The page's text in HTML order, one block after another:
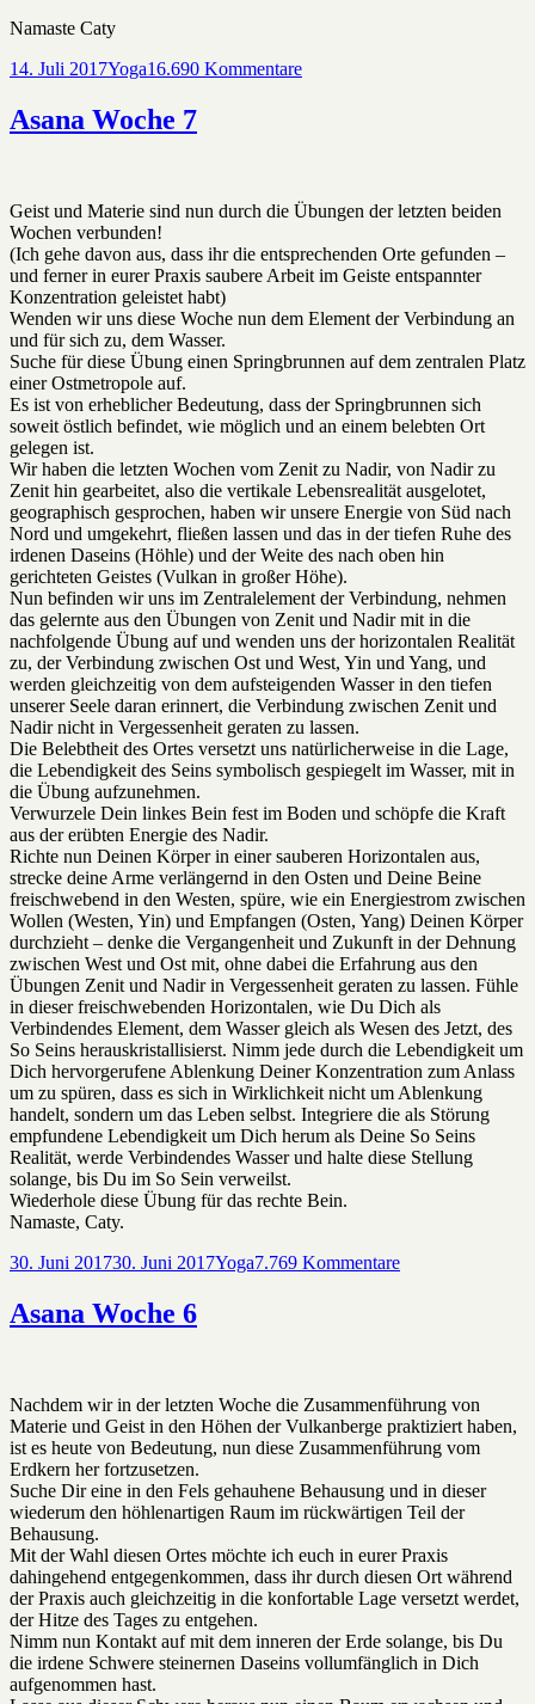
Namaste Caty
Veröffentlicht
14. Juli 2017Kategorien
Yoga16.690 Kommentarezu
Asana Woche 7
Geist und Materie sind nun durch die Übungen der letzten beiden
Wochen verbunden!
(Ich gehe davon aus, dass ihr die entsprechenden Orte gefunden –
und ferner in eurer Praxis saubere Arbeit im Geiste entspannter
Konzentration geleistet habt)
Wenden wir uns diese Woche nun dem Element der Verbindung an
und für sich zu, dem Wasser.
Suche für diese Übung einen Springbrunnen auf dem zentralen Platz
einer Ostmetropole auf.
Es ist von erheblicher Bedeutung, dass der Springbrunnen sich
soweit östlich befindet, wie möglich und an einem belebten Ort
gelegen ist.
Wir haben die letzten Wochen vom Zenit zu Nadir, von Nadir zu
Zenit hin gearbeitet, also die vertikale Lebensrealität ausgelotet,
geographisch gesprochen, haben wir unsere Energie von Süd nach
Nord und umgekehrt, fließen lassen und das in der tiefen Ruhe des
irdenen Daseins (Höhle) und der Weite des nach oben hin
gerichteten Geistes (Vulkan in großer Höhe).
Nun befinden wir uns im Zentralelement der Verbindung, nehmen
das gelernte aus den Übungen von Zenit und Nadir mit in die
nachfolgende Übung auf und wenden uns der horizontalen Realität
zu, der Verbindung zwischen Ost und West, Yin und Yang, und
werden gleichzeitig von dem aufsteigenden Wasser in den tiefen
unserer Seele daran erinnert, die Verbindung zwischen Zenit und
Nadir nicht in Vergessenheit geraten zu lassen.
Die Belebtheit des Ortes versetzt uns natürlicherweise in die Lage,
die Lebendigkeit des Seins symbolisch gespiegelt im Wasser, mit in
die Übung aufzunehmen.
Verwurzele Dein linkes Bein fest im Boden und schöpfe die Kraft
aus der erübten Energie des Nadir.
Richte nun Deinen Körper in einer sauberen Horizontalen aus,
strecke deine Arme verlängernd in den Osten und Deine Beine
freischwebend in den Westen, spüre, wie ein Energiestrom zwischen
Wollen (Westen, Yin) und Empfangen (Osten, Yang) Deinen Körper
durchzieht – denke die Vergangenheit und Zukunft in der Dehnung
zwischen West und Ost mit, ohne dabei die Erfahrung aus den
Übungen Zenit und Nadir in Vergessenheit geraten zu lassen. Fühle
in dieser freischwebenden Horizontalen, wie Du Dich als
Verbindendes Element, dem Wasser gleich als Wesen des Jetzt, des
So Seins herauskristallisierst. Nimm jede durch die Lebendigkeit um
Dich hervorgerufene Ablenkung Deiner Konzentration zum Anlass
um zu spüren, dass es sich in Wirklichkeit nicht um Ablenkung
handelt, sondern um das Leben selbst. Integriere die als Störung
empfundene Lebendigkeit um Dich herum als Deine So Seins
Realität, werde Verbindendes Wasser und halte diese Stellung
solange, bis Du im So Sein verweilst.
Wiederhole diese Übung für das rechte Bein.
Namaste, Caty.
Veröffentlicht
30. Juni 201730. Juni 2017Kategorien
Yoga7.769 Kommentarezu
Asana Woche 6
Nachdem wir in der letzten Woche die Zusammenführung von
Materie und Geist in den Höhen der Vulkanberge praktiziert haben,
ist es heute von Bedeutung, nun diese Zusammenführung vom
Erdkern her fortzusetzen.
Suche Dir eine in den Fels gehauhene Behausung und in dieser
wiederum den höhlenartigen Raum im rückwärtigen Teil der
Behausung.
Mit der Wahl diesen Ortes möchte ich euch in eurer Praxis
dahingehend entgegenkommen, dass ihr durch diesen Ort während
der Praxis auch gleichzeitig in die konfortable Lage versetzt werdet,
der Hitze des Tages zu entgehen.
Nimm nun Kontakt auf mit dem inneren der Erde solange, bis Du
die irdene Schwere steinernen Daseins vollumfänglich in Dich
aufgenommen hast.